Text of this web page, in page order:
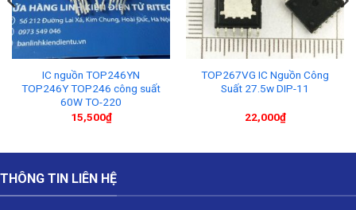
IC nguồn TOP246YN
TOP246Y TOP246 công suất
60W TO-220
15,500₫
TOP267VG IC Nguồn Công
Suất 27.5w DIP-11
22,000₫
THÔNG TIN LIÊN HỆ